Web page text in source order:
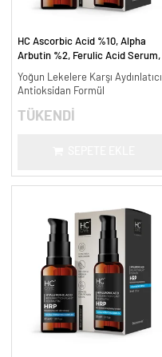
HC Ascorbic Acid %10, Alpha
Arbutin %2, Ferulic Acid Serum,
ml.
Yoğun Lekelere Karşı Aydınlatıcı
Antioksidan Formül
TÜKENDİ